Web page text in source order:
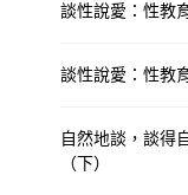
談性說愛：性教
談性說愛：性教
自然地談，談得
（下）